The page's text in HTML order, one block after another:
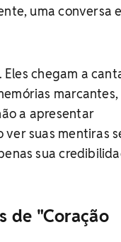
uma conversa
chegam a
marcantes,
a apresentar
ver suas mentiras
sua
de "Coração